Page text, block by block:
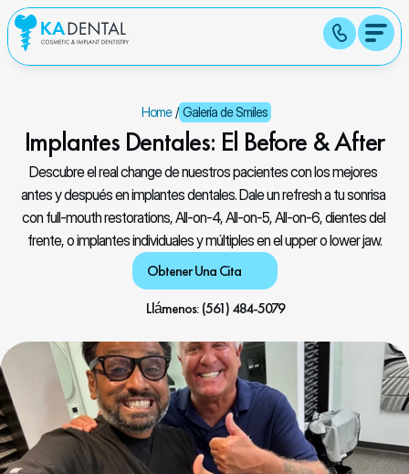
Home / Galería de Smiles
Implantes Dentales: El Before & After
Descubre el real change de nuestros pacientes con los mejores
antes y después en implantes dentales. Dale un refresh a tu sonrisa
con full-mouth restorations, All-on-4, All-on-5, All-on-6, dientes del
frente, o implantes individuales y múltiples en el upper o lower jaw.
Obtener Una Cita
Llámenos: (561) 484-5079